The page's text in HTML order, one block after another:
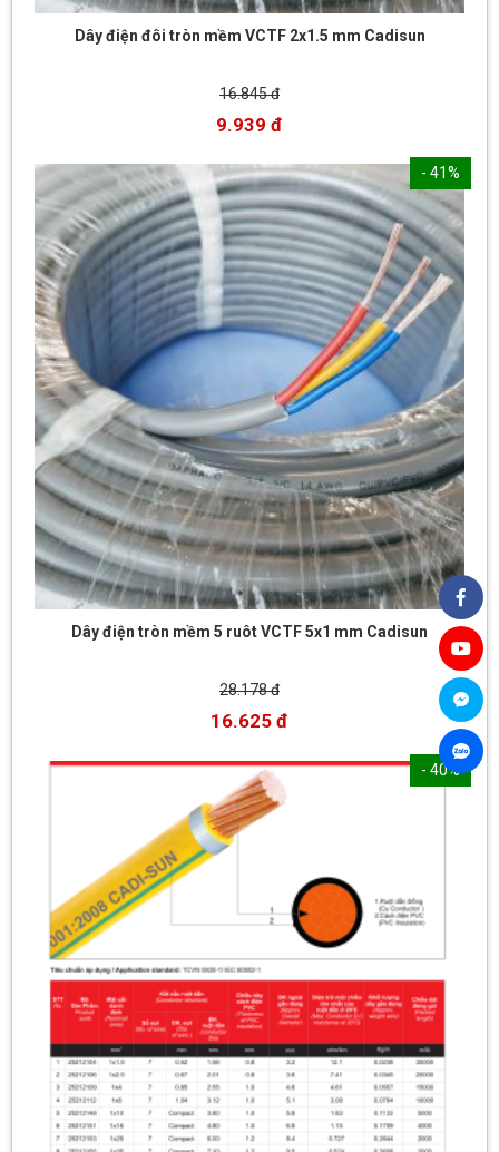
Dây điện đôi tròn mềm VCTF 2x1.5 mm Cadisun
16.845 đ
9.939 đ
- 41%
Dây điện tròn mềm 5 ruôt VCTF 5x1 mm Cadisun
28.178 đ
16.625 đ
- 40%